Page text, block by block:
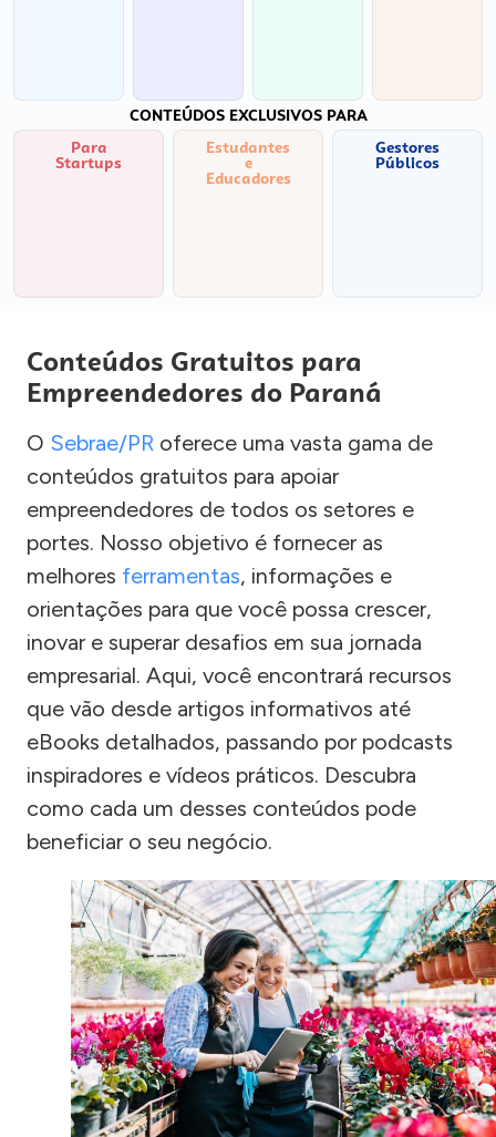
CONTEÚDOS EXCLUSIVOS PARA
Para
Startups
Estudantes
e
Educadores
Gestores
Públicos
Conteúdos Gratuitos para
Empreendedores do Paraná
O Sebrae/PR oferece uma vasta gama de
conteúdos gratuitos para apoiar
empreendedores de todos os setores e
portes. Nosso objetivo é fornecer as
melhores ferramentas, informações e
orientações para que você possa crescer,
inovar e superar desafios em sua jornada
empresarial. Aqui, você encontrará recursos
que vão desde artigos informativos até
eBooks detalhados, passando por podcasts
inspiradores e vídeos práticos. Descubra
como cada um desses conteúdos pode
beneficiar o seu negócio.